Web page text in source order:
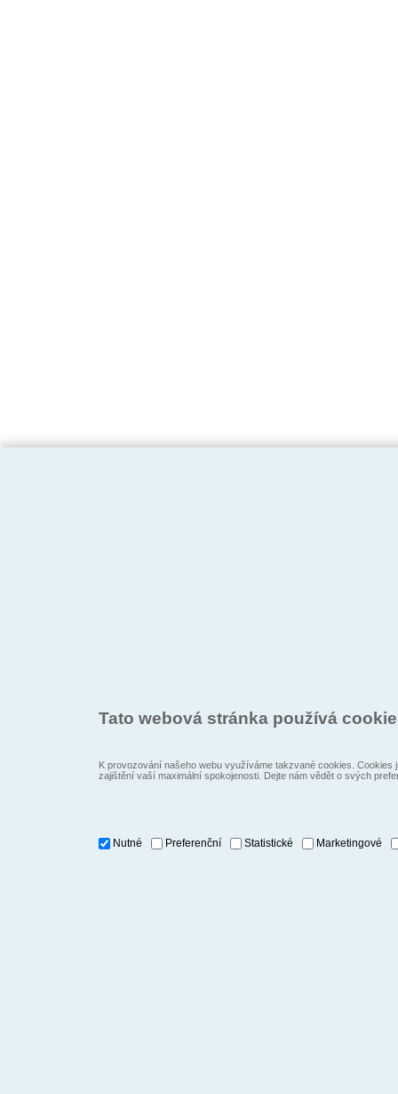
Tato webová stránka používá
K provozování našeho webu využíváme takzvané cookies.
zajištění vaší maximální spokojenosti. Dejte nám vědět o svých
Nutné Preferenční Statistické Marketingové